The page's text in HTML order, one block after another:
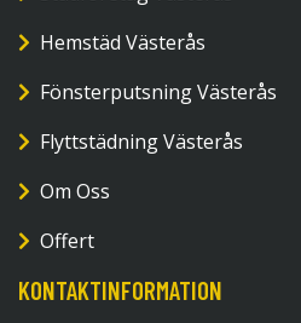
Hemstäd Västerås
Fönsterputsning Västerås
Flyttstädning Västerås
Om Oss
Offert
KONTAKTINFORMATION